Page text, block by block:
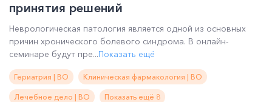
принятия решений
Неврологическая патология является одной из основных
причин хронического болевого синдрома. В онлайн-
семинаре будут пре...Показать ещё
Гериатрия | ВО Клиническая фармакология | ВО
Лечебное дело | ВО Показать ещё 8